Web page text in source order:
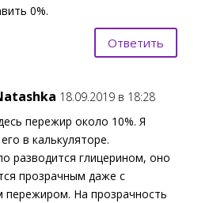
0%.
Ответить
18.09.2019 в 18:28
пережир около 10%. Я
в калькуляторе.
разводится глицерином, оно
прозрачным даже с
На прозрачность